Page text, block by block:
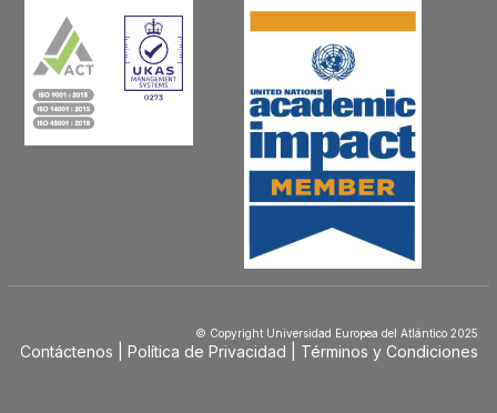
© Copyright Universidad Europea del Atlántico 2025
Contáctenos Política de Privacidad Términos y Condiciones